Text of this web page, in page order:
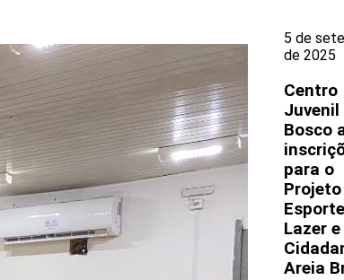
5 de
de 2025
Centro
Juvenil
Bosco
para o
Projeto
Lazer e
Areia